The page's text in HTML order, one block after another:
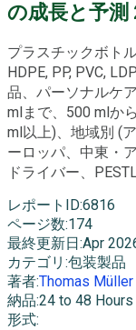
の成長と予測
プラスチックボト
HDPE, PP, PVC,
品、パーソナルケ
mlまで、500 mlか
ml以上)、地域別 (
ーロッパ、中東・
ドライバー、
レポートID:6816
ページ数:174
最終更新日 :Apr
カテゴリ :包装製品
著者:Thomas Müller
納品:24 to 48 Hours
形式: